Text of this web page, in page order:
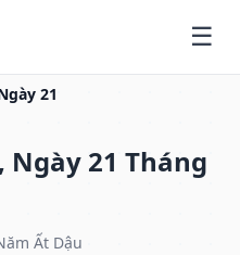
21
Ngày 21 Tháng
Ất Dậu